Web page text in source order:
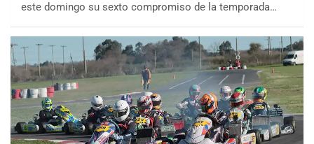
este domingo su sexto compromiso de la temporada…